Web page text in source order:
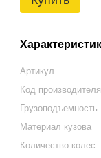
Артикул
Код производителя
Грузоподъемность
Материал кузова
Количество колес